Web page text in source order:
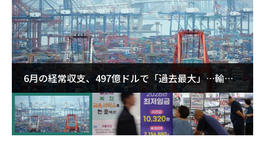
6月の経常収支、497億ドルで「過去最大」…輸出
が初の1000億ドル突破